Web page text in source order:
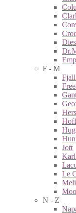
F - M
Hoff
Jott
Le
N - Z